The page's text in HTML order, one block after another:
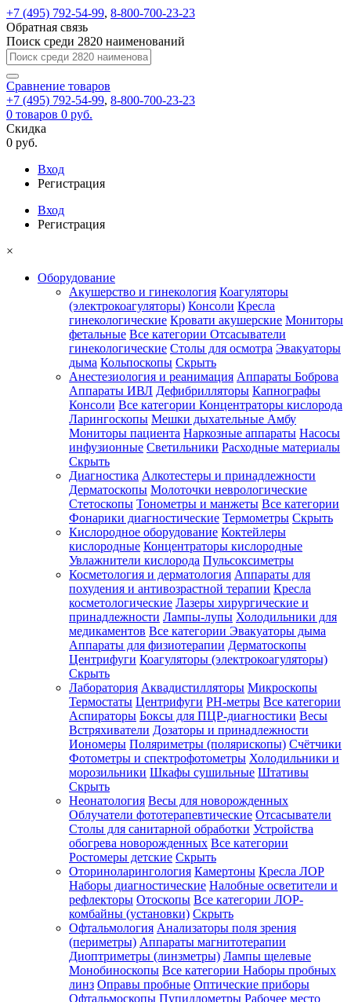
+7 (495) 792-54-99, 8-800-700-23-23
Обратная связь
Поиск среди 2820 наименований
Сравнение товаров
+7 (495) 792-54-99, 8-800-700-23-23
0 товаров 0 руб.
Скидка
0 руб.
Вход
Регистрация
Вход
Регистрация
×
Оборудование
Акушерство и гинекология Коагуляторы
(электрокоагуляторы) Консоли Кресла
гинекологические Кровати акушерские Мониторы
фетальные Все категории Отсасыватели
гинекологические Столы для осмотра Эвакуаторы
дыма Кольпоскопы Скрыть
Анестезиология и реанимация Аппараты Боброва
Аппараты ИВЛ Дефибрилляторы Капнографы
Консоли Все категории Концентраторы кислорода
Ларингоскопы Мешки дыхательные Амбу
Мониторы пациента Наркозные аппараты Насосы
инфузионные Светильники Расходные материалы
Скрыть
Диагностика Алкотестеры и принадлежности
Дерматоскопы Молоточки неврологические
Стетоскопы Тонометры и манжеты Все категории
Фонарики диагностические Термометры Скрыть
Кислородное оборудование Коктейлеры
кислородные Концентраторы кислородные
Увлажнители кислорода Пульсоксиметры
Косметология и дерматология Аппараты для
похудения и антивозрастной терапии Кресла
косметологические Лазеры хирургические и
принадлежности Лампы-лупы Холодильники для
медикаментов Все категории Эвакуаторы дыма
Аппараты для физиотерапии Дерматоскопы
Центрифуги Коагуляторы (электрокоагуляторы)
Скрыть
Лаборатория Аквадистилляторы Микроскопы
Термостаты Центрифуги PH-метры Все категории
Аспираторы Боксы для ПЦР-диагностики Весы
Встряхиватели Дозаторы и принадлежности
Иономеры Поляриметры (полярископы) Счётчики
Фотометры и спектрофотометры Холодильники и
морозильники Шкафы сушильные Штативы
Скрыть
Неонатология Весы для новорожденных
Облучатели фототерапевтические Отсасыватели
Столы для санитарной обработки Устройства
обогрева новорожденных Все категории
Ростомеры детские Скрыть
Оториноларингология Камертоны Кресла ЛОР
Наборы диагностические Налобные осветители и
рефлекторы Отоскопы Все категории ЛОР-
комбайны (установки) Скрыть
Офтальмология Анализаторы поля зрения
(периметры) Аппараты магнитотерапии
Диоптриметры (линзметры) Лампы щелевые
Монобиноскопы Все категории Наборы пробных
линз Оправы пробные Оптические приборы
Офтальмоскопы Пупиллометры Рабочее место